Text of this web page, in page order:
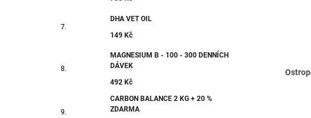
DHA VET OIL
149 Kč
MAGNESIUM B - 100 - 300 DENNÍCH
DÁVEK
492 Kč
CARBON BALANCE 2 KG + 20 %
ZDARMA